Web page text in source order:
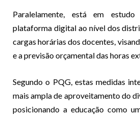
Paralelamente, está em
plataforma digital ao nível dos
cargas horárias dos docentes,
e a previsão orçamental das horas
Segundo o PQG, estas medidas
mais ampla de aproveitamento do
posicionando a educação como